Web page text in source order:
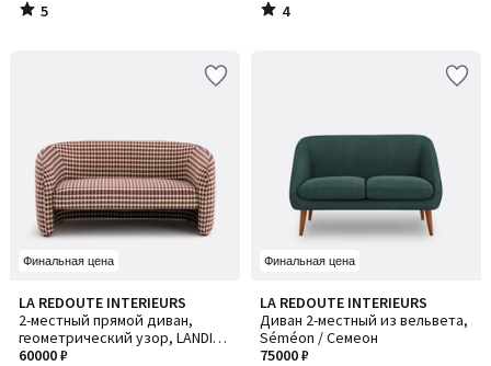
5
/
4
/
Финальная цена
LA REDOUTE INTERIEURS
2-местный прямой диван,
геометрический узор, LANDINE
/ ЛАНДИН
60000 ₽
5
/
5
Финальная цена
LA REDOUTE INTERIEURS
Диван 2-местный из вельвета,
Séméon / Семеон
75000 ₽
4,9
/ 5